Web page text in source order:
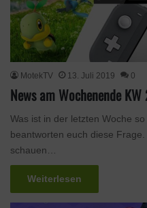
MotekTV 13. Juli 2019 0
News am Wochenende
Was ist in der letzten Woche
beantworten euch diese
schauen…
Weiterlesen